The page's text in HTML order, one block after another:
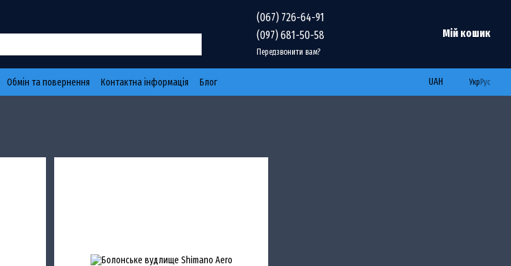
(067) 726-64-91
(097) 681-50-58
Передзвонити вам?
Мій кошик
Обмін та повернення Контактна інформація Блог UAH Укр Рус